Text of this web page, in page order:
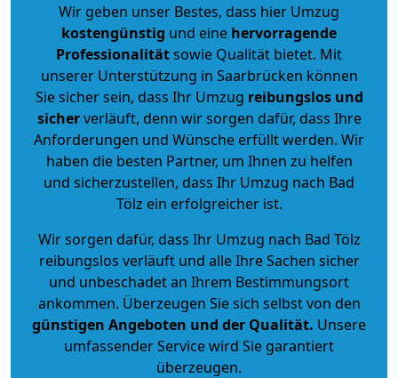
Wir geben unser Bestes, dass hier Umzug
kostengünstig und eine hervorragende
Professionalitätsowie Qualität bietet. Mit
unserer Unterstützung in Saarbrücken können
Sie sicher sein, dass Ihr Umzug reibungslos und
sicherverläuft, denn wir sorgen dafür, dass Ihre
Anforderungen und Wünsche erfüllt werden. Wir
haben die besten Partner, um Ihnen zu helfen
und sicherzustellen, dass Ihr Umzug nach Bad
Tölz ein erfolgreicher ist.
Wir sorgen dafür, dass Ihr Umzug nach Bad Tölz
reibungslos verläuft und alle Ihre Sachen sicher
und unbeschadet an Ihrem Bestimmungsort
ankommen. Überzeugen Sie sich selbst von den
günstigen Angeboten und der Qualität. Unsere
umfassender Service wird Sie garantiert
überzeugen.